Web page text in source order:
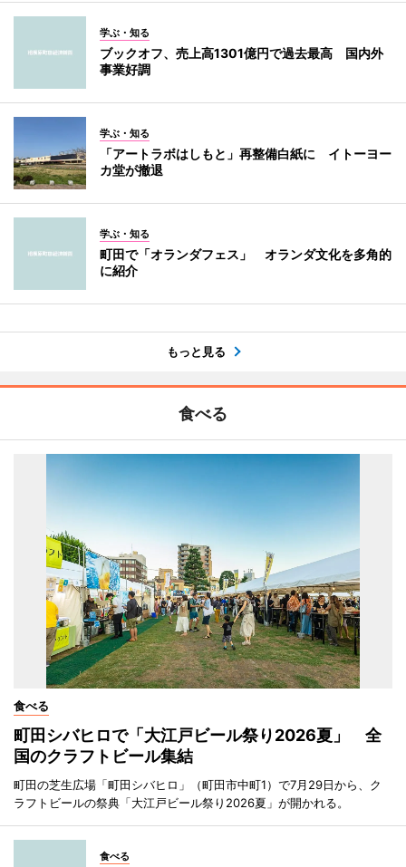
学ぶ・知る
ブックオフ、売上高1301億円で過去最高 国内外
事業好調
学ぶ・知る
「アートラボはしもと」再整備白紙に イトーヨー
カ堂が撤退
学ぶ・知る
町田で「オランダフェス」 オランダ文化を多角的
に紹介
もっと見る
食べる
食べる
町田シバヒロで「大江戸ビール祭り2026夏」 全
国のクラフトビール集結
町田の芝生広場「町田シバヒロ」（町田市中町1）で7月29日から、ク
ラフトビールの祭典「大江戸ビール祭り2026夏」が開かれる。
食べる